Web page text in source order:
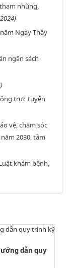
nhũng,
Ngày Thầy
ngân sách
trực tuyến
vệ, chăm sóc
2030, tầm
khám bệnh,
dẫn quy